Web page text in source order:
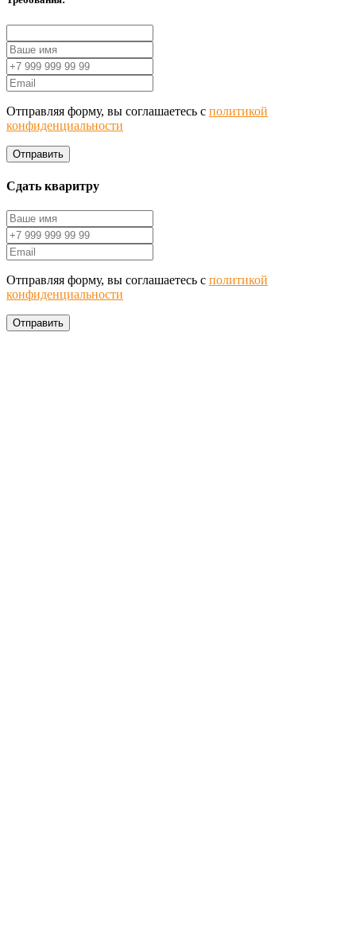
Отправляя форму, вы соглашаетесь с политикой
конфиденциальности
Отправить
Сдать кваритру
Отправляя форму, вы соглашаетесь с политикой
конфиденциальности
Отправить